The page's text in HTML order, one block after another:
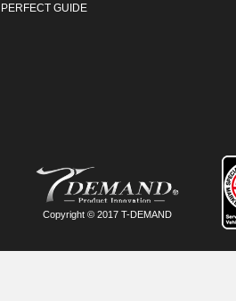
PERFECT GUIDE
Copyright © 2017 T-DEMAND